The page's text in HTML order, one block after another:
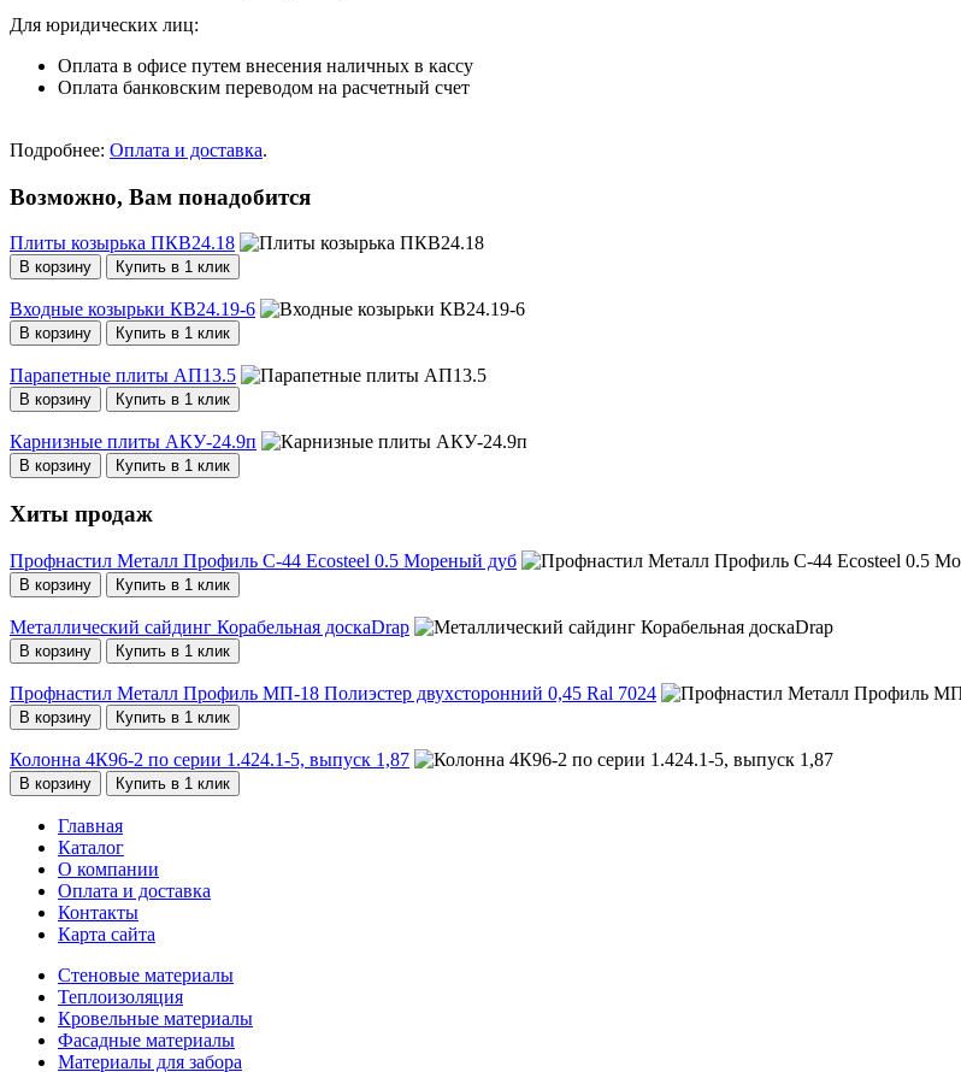
Для юридических лиц:
Оплата в офисе путем внесения наличных в кассу
Оплата банковским переводом на расчетный счет
Подробнее: Оплата и доставка.
Возможно, Вам понадобится
Плиты козырька ПКВ24.18
В корзину Купить в 1 клик
Входные козырьки КВ24.19-6
В корзину Купить в 1 клик
Парапетные плиты АП13.5
В корзину Купить в 1 клик
Карнизные плиты АКУ-24.9п
В корзину Купить в 1 клик
Хиты продаж
Профнастил Металл Профиль C-44 Ecosteel 0.5 Мореный дуб
В корзину Купить в 1 клик
Металлический сайдинг Корабельная доскаDrap
В корзину Купить в 1 клик
Профнастил Металл Профиль МП-18 Полиэстер двухсторонний 0,45 Ral 7024
В корзину Купить в 1 клик
Колонна 4К96-2 по серии 1.424.1-5, выпуск 1,87
В корзину Купить в 1 клик
Главная
Каталог
О компании
Оплата и доставка
Контакты
Карта сайта
Стеновые материалы
Теплоизоляция
Кровельные материалы
Фасадные материалы
Материалы для забора